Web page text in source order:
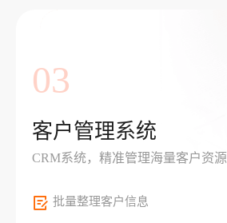
03
客户管理系统
CRM系统，精准管理海量客户资源
批量整理客户信息